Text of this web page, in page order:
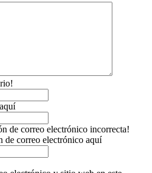
de correo electrónico incorrecta!
de correo electrónico aquí